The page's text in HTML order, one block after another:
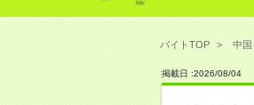
バイトTOP 中国
掲載日 :2026/08/04